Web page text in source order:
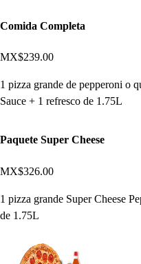
Comida Completa
MX$239.00
1 pizza grande de pepperoni o
Sauce + 1 refresco de 1.75L
Paquete Super Cheese
MX$326.00
1 pizza grande Super Cheese
de 1.75L